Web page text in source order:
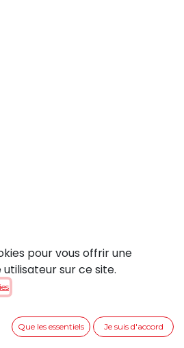
pour vous offrir une
sur ce site.
Que les essentiels Je suis d'accord